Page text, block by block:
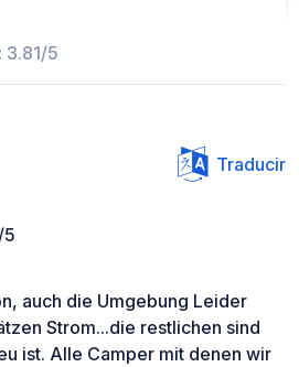
3.81/5
Traducir
auch die Umgebung Leider
Strom...die restlichen sind
ist. Alle Camper mit denen wir